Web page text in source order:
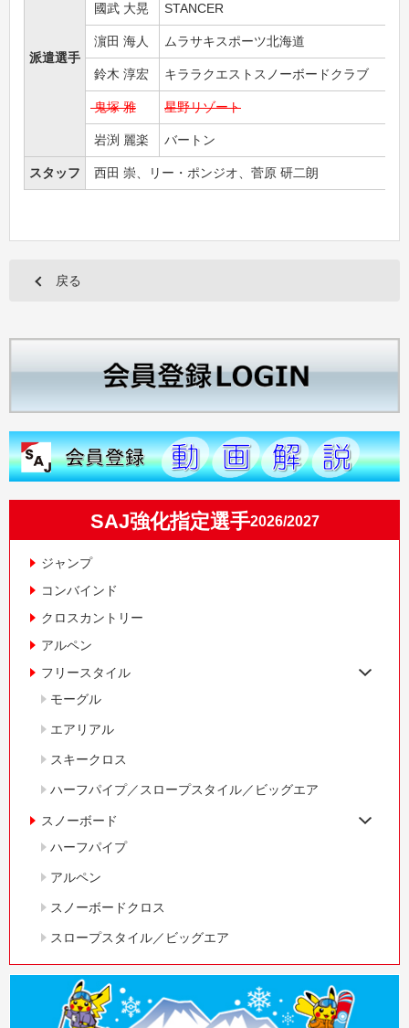
派遣選手
國武 大晃 STANCER
濵田 海人 ムラサキスポーツ北海道
鈴木 淳宏 キララクエストスノーボードクラブ
鬼塚 雅 星野リゾート
岩渕 麗楽 バートン
スタッフ 西田 崇、リー・ポンジオ、菅原 研二朗
戻る
SAJ強化指定選手2026/2027
ジャンプ
コンバインド
クロスカントリー
アルペン
フリースタイル
モーグル
エアリアル
スキークロス
ハーフパイプ／スロープスタイル／ビッグエア
スノーボード
ハーフパイプ
アルペン
スノーボードクロス
スロープスタイル／ビッグエア